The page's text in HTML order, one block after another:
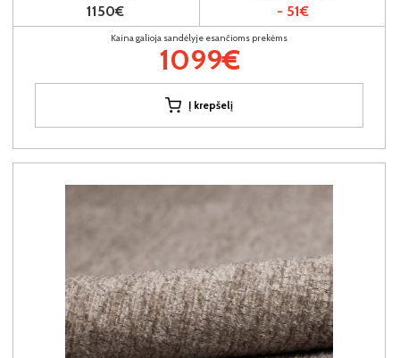
1150€ - 51€
Kaina galioja sandėlyje esančioms prekėms
1099€
Į krepšelį